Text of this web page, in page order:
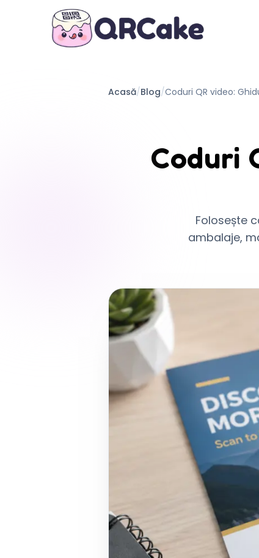
Acasă/Blog/Coduri QR video:
Coduri
Folosește
ambalaje,